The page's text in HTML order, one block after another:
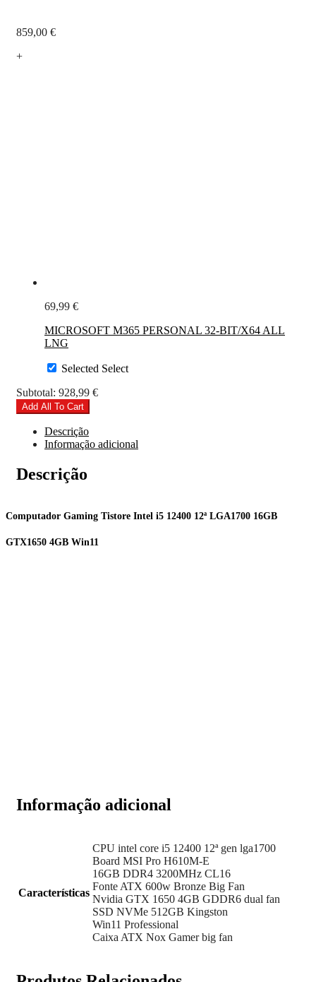
859,00 €
+
69,99 €
MICROSOFT M365 PERSONAL 32-BIT/X64 ALL
LNG
Selected Select
Subtotal: 928,99 €
Add All To Cart
Descrição
Informação adicional
Descrição
Computador Gaming Tistore Intel i5 12400 12ª LGA1700 16GB
GTX1650 4GB Win11
Informação adicional
Características
CPU intel core i5 12400 12ª gen lga1700
Board MSI Pro H610M-E
16GB DDR4 3200MHz CL16
Fonte ATX 600w Bronze Big Fan
Nvidia GTX 1650 4GB GDDR6 dual fan
SSD NVMe 512GB Kingston
Win11 Professional
Caixa ATX Nox Gamer big fan